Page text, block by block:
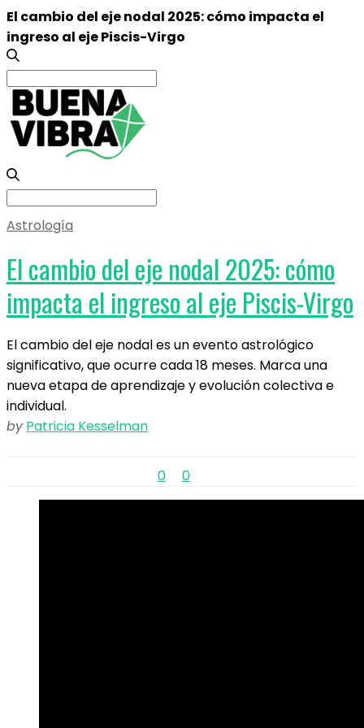
El cambio del eje nodal 2025: cómo impacta el
ingreso al eje Piscis-Virgo
Search
for:
Search
Astrología
El cambio del eje nodal 2025: cómo
impacta el ingreso al eje Piscis-Virgo
El cambio del eje nodal es un evento astrológico
significativo, que ocurre cada 18 meses. Marca una
nueva etapa de aprendizaje y evolución colectiva e
individual.
by Patricia Kesselman
0 0